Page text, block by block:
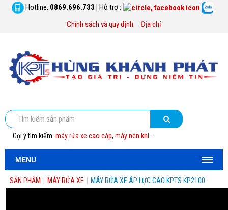
Hotline: 0869.696.733 | Hỗ trợ :
Chính sách và quy định
Địa chỉ
Gợi ý tìm kiếm: máy rửa xe cao cáp, máy nén khí...
MENU
SẢN PHẨM MÁY RỬA XE MÁY RỬA XE ÁP LỰC CAO KPTS KP2100